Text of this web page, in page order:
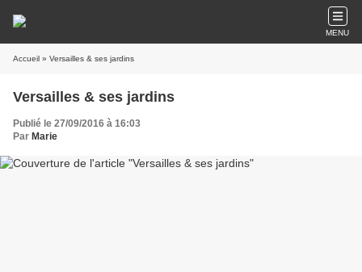
MENU
Accueil » Versailles & ses jardins
Versailles & ses jardins
Publié le 27/09/2016 à 16:03
Par Marie